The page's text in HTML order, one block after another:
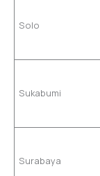
Solo
Sukabumi
Surabaya